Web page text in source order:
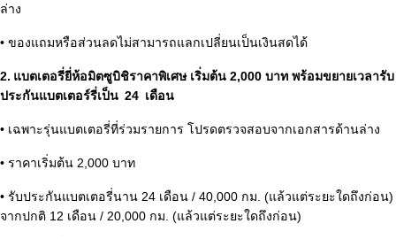
ล่าง
• ของแถมหรือส่วนลดไม่สามารถแลกเปลี่ยนเป็นเงินสดได้
2. แบตเตอรี่ยี่ห้อมิตซูบิชิราคาพิเศษ เริ่มต้น 2,000 บาท พร้อมขยายเวลารับ
ประกันแบตเตอร์รี่เป็น 24 เดือน
• เฉพาะรุ่นแบตเตอรี่ที่ร่วมรายการ โปรดตรวจสอบจากเอกสารด้านล่าง
• ราคาเริ่มต้น 2,000 บาท
• รับประกันแบตเตอรี่นาน 24 เดือน / 40,000 กม. (แล้วแต่ระยะใดถึงก่อน)
จากปกติ 12 เดือน / 20,000 กม. (แล้วแต่ระยะใดถึงก่อน)